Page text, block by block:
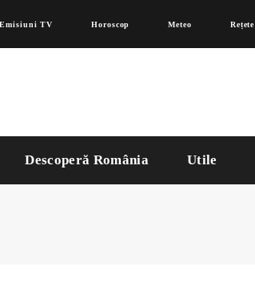
Emisiuni TV Horoscop Meteo Rețete
Descoperă România Utile